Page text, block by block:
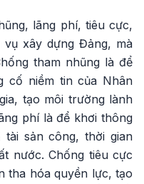
lãng phí, tiêu cực,
xây dựng Đảng, mà
tham nhũng là để
cố niềm tin của Nhân
tạo môi trường lành
phí là để khơi thông
sản công, thời gian
nước. Chống tiêu cực
tha hóa quyền lực, tạo